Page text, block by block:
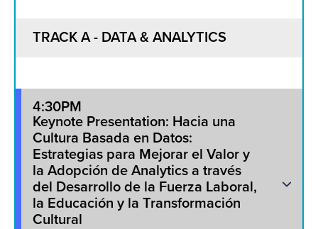
TRACK A - DATA & ANALYTICS
4:30PM
Keynote Presentation: Hacia una
Cultura Basada en Datos:
Estrategias para Mejorar el Valor y
la Adopción de Analytics a través
del Desarrollo de la Fuerza Laboral,
la Educación y la Transformación
Cultural